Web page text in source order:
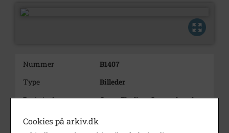
Nummer
B1407
Type
Billeder
Beskrivelse
Georg Zimling, Gammelværk,
Årstal
Cookies på arkiv.dk